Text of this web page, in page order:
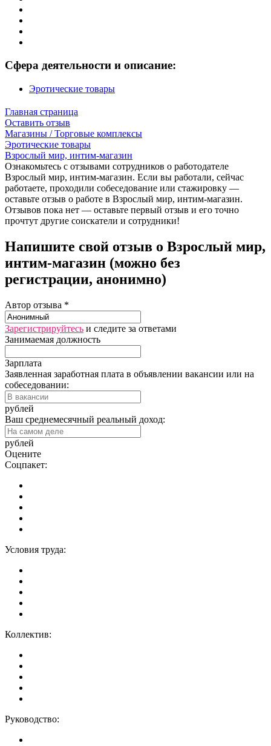
Сфера деятельности и описание:
Эротические товары
Главная страница
Оставить отзыв
Магазины / Торговые комплексы
Эротические товары
Взрослый мир, интим-магазин
Ознакомьтесь с отзывами сотрудников о работодателе
Взрослый мир, интим-магазин. Если вы работали, сейчас
работаете, проходили собеседование или стажировку —
оставьте отзыв о работе в Взрослый мир, интим-магазин.
Отзывов пока нет — оставьте первый отзыв и его точно
прочтут другие соискатели и сотрудники!
Напишите свой отзыв о Взрослый мир,
интим-магазин (можно без
регистрации, анонимно)
Автор отзыва *
Зарегистрируйтесь и следите за ответами
Занимаемая должность
Зарплата
Заявленная заработная плата в объявлении вакансии или на
собеседовании:
рублей
Ваш среднемесячный реальный доход:
рублей
Оцените
Соцпакет:
Условия труда:
Коллектив:
Руководство: